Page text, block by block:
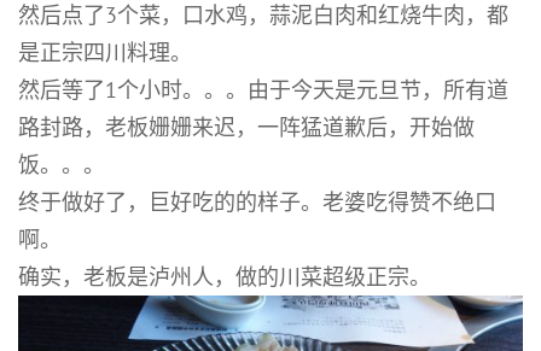
然后点了3个菜，口水鸡，蒜泥白肉和红烧牛肉，都
是正宗四川料理。
然后等了1个小时。。。由于今天是元旦节，所有道
路封路，老板姗姗来迟，一阵猛道歉后，开始做
饭。。。
终于做好了，巨好吃的的样子。老婆吃得赞不绝口
啊。
确实，老板是泸州人，做的川菜超级正宗。